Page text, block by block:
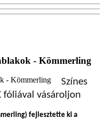
- Kömmerling
Színes
fóliával vásároljon
fejlesztette ki a